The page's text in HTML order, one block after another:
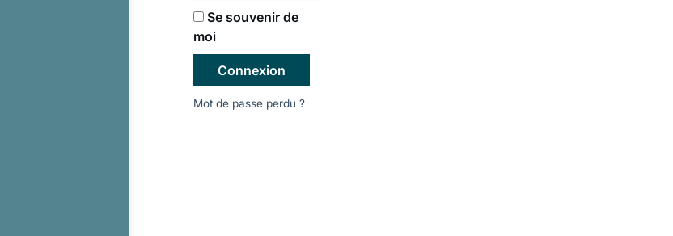
Se souvenir de
moi
Connexion
Mot de passe perdu ?